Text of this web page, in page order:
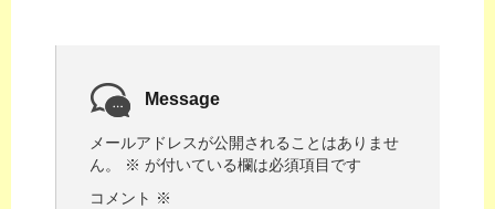
Message
メールアドレスが公開されることはありませ
ん。
※ が付いている欄は必須項目です
コメント ※